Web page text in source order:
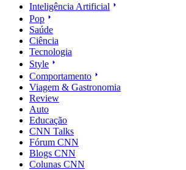
Inteligência Artificial
Pop
Saúde
Ciência
Tecnologia
Style
Comportamento
Viagem & Gastronomia
Review
Auto
Educação
CNN Talks
Fórum CNN
Blogs CNN
Colunas CNN